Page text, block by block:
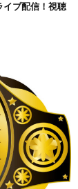
イブ配信！視聴